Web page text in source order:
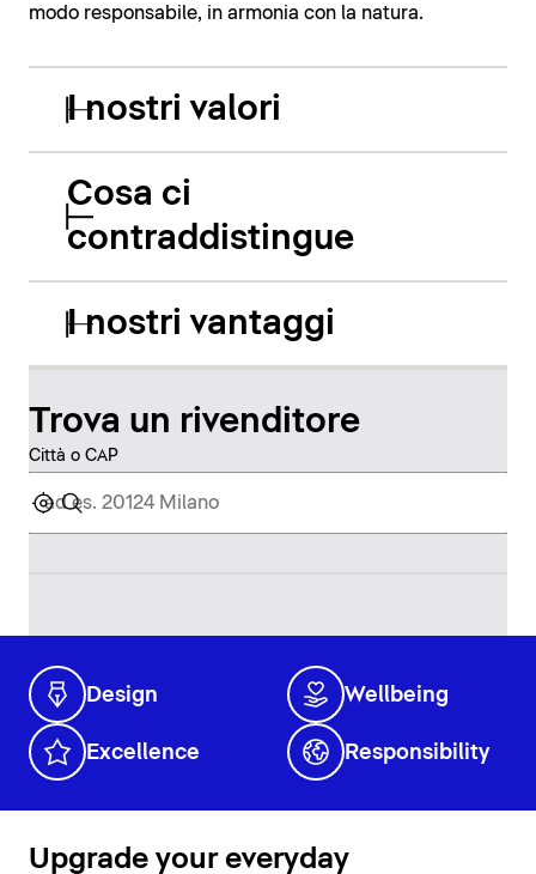
modo responsabile, in armonia con la natura.
I nostri valori
Cosa ci
contraddistingue
I nostri vantaggi
Trova un rivenditore
Città o CAP
Design Wellbeing
Excellence Responsibility
Upgrade your everyday